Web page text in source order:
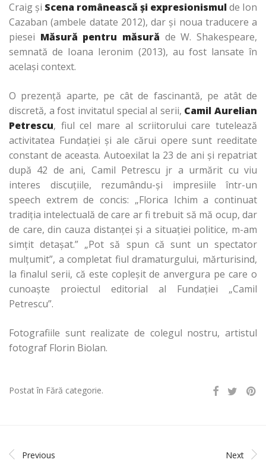
Craig și Scena românească şi expresionismulde Ion
Cazaban (ambele datate 2012), dar și noua traducere a
piesei Măsură pentru măsură de W. Shakespeare,
semnată de Ioana Ieronim (2013), au fost lansate în
același context.
O prezență aparte, pe cât de fascinantă, pe atât de
discretă, a fost invitatul special al serii, Camil Aurelian
Petrescu, fiul cel mare al scriitorului care tutelează
activitatea Fundației și ale cărui opere sunt reeditate
constant de aceasta. Autoexilat la 23 de ani și repatriat
după 42 de ani, Camil Petrescu jr a urmărit cu viu
interes discuțiile, rezumându-și impresiile într-un
speech extrem de concis: „Florica Ichim a continuat
tradiția intelectuală de care ar fi trebuit să mă ocup, dar
de care, din cauza distanței și a situației politice, m-am
simțit detașat.” „Pot să spun că sunt un spectator
mulțumit”, a completat fiul dramaturgului, mărturisind,
la finalul serii, că este copleșit de anvergura pe care o
cunoaște proiectul editorial al Fundației „Camil
Petrescu”.
Fotografiile sunt realizate de colegul nostru, artistul
fotograf Florin Biolan.
Postat în Fără categorie.
Previous Next